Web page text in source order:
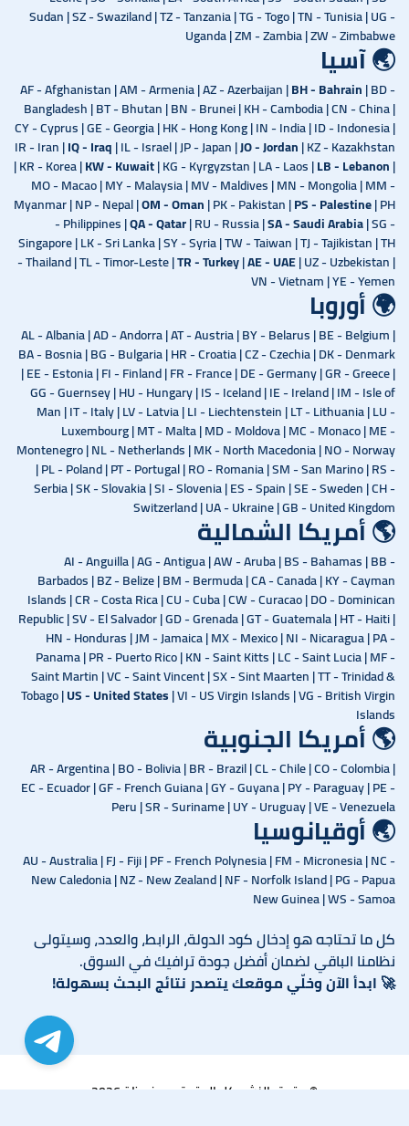
Sudan | SZ - Swaziland | TZ - Tanzania | TG - Togo | TN - Tunisia | UG -
Uganda | ZM - Zambia | ZW - Zimbabwe
🌏 آسيا
AF - Afghanistan | AM - Armenia | AZ - Azerbaijan |BH - Bahrain| BD -
Bangladesh | BT - Bhutan | BN - Brunei | KH - Cambodia | CN - China |
CY - Cyprus | GE - Georgia | HK - Hong Kong | IN - India | ID - Indonesia |
IR - Iran |IQ - Iraq| IL - Israel | JP - Japan |JO - Jordan| KZ - Kazakhstan
| KR - Korea |KW - Kuwait| KG - Kyrgyzstan | LA - Laos |LB - Lebanon|
MO - Macao | MY - Malaysia | MV - Maldives | MN - Mongolia | MM -
Myanmar | NP - Nepal |OM - Oman| PK - Pakistan |PS - Palestine| PH
- Philippines |QA - Qatar| RU - Russia |SA - Saudi Arabia| SG -
Singapore | LK - Sri Lanka | SY - Syria | TW - Taiwan | TJ - Tajikistan | TH
- Thailand | TL - Timor-Leste |TR - Turkey|AE - UAE| UZ - Uzbekistan |
VN - Vietnam | YE - Yemen
🌍 أوروبا
AL - Albania | AD - Andorra | AT - Austria | BY - Belarus | BE - Belgium |
BA - Bosnia | BG - Bulgaria | HR - Croatia | CZ - Czechia | DK - Denmark
| EE - Estonia | FI - Finland | FR - France | DE - Germany | GR - Greece |
GG - Guernsey | HU - Hungary | IS - Iceland | IE - Ireland | IM - Isle of
Man | IT - Italy | LV - Latvia | LI - Liechtenstein | LT - Lithuania | LU -
Luxembourg | MT - Malta | MD - Moldova | MC - Monaco | ME -
Montenegro | NL - Netherlands | MK - North Macedonia | NO - Norway
| PL - Poland | PT - Portugal | RO - Romania | SM - San Marino | RS -
Serbia | SK - Slovakia | SI - Slovenia | ES - Spain | SE - Sweden | CH -
Switzerland | UA - Ukraine | GB - United Kingdom
🌎 أمريكا الشمالية
AI - Anguilla | AG - Antigua | AW - Aruba | BS - Bahamas | BB -
Barbados | BZ - Belize | BM - Bermuda | CA - Canada | KY - Cayman
Islands | CR - Costa Rica | CU - Cuba | CW - Curacao | DO - Dominican
Republic | SV - El Salvador | GD - Grenada | GT - Guatemala | HT - Haiti |
HN - Honduras | JM - Jamaica | MX - Mexico | NI - Nicaragua | PA -
Panama | PR - Puerto Rico | KN - Saint Kitts | LC - Saint Lucia | MF -
Saint Martin | VC - Saint Vincent | SX - Sint Maarten | TT - Trinidad &
Tobago |US - United States| VI - US Virgin Islands | VG - British Virgin
Islands
🌎 أمريكا الجنوبية
AR - Argentina | BO - Bolivia | BR - Brazil | CL - Chile | CO - Colombia |
EC - Ecuador | GF - French Guiana | GY - Guyana | PY - Paraguay | PE -
Peru | SR - Suriname | UY - Uruguay | VE - Venezuela
🌏 أوقيانوسيا
AU - Australia | FJ - Fiji | PF - French Polynesia | FM - Micronesia | NC -
New Caledonia | NZ - New Zealand | NF - Norfolk Island | PG - Papua
New Guinea | WS - Samoa
كل ما تحتاجه هو إدخال كود الدولة، الرابط، والعدد، وسيتولى
نظامنا الباقي لضمان أفضل جودة ترافيك في السوق.
🚀 ابدأ الآن وخلّي موقعك يتصدر نتائج البحث بسهولة!
© حقوق النشر. كل الحقوق محفوظة 2026